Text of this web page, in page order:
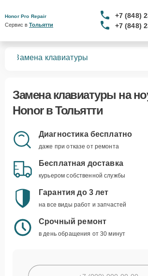
Honor Pro Repair
Сервис в Тольятти
+7 (848)
+7 (848)
Замена клавиатуры
Замена клавиатуры на
Honor в Тольятти
Диагностика бесплатно
даже при отказе от ремонта
Бесплатная доставка
курьером собственной службы
Гарантия до 3 лет
на все виды работ и запчастей
Срочный ремонт
в день обращения от 30 минут